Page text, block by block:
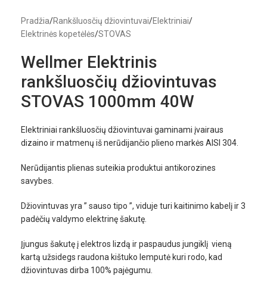
Pradžia/Rankšluosčių džiovintuvai/Elektriniai/
Elektrinės kopetėlės/STOVAS
Wellmer Elektrinis
rankšluosčių džiovintuvas
STOVAS 1000mm 40W
Elektriniai rankšluosčių džiovintuvai gaminami įvairaus
dizaino ir matmenų iš nerūdijančio plieno markės AISI 304.
Nerūdijantis plienas suteikia produktui antikorozines
savybes.
Džiovintuvas yra ” sauso tipo ”, viduje turi kaitinimo kabelį ir 3
padėčių valdymo elektrinę šakutę.
Įjungus šakutę į elektros lizdą ir paspaudus jungiklį vieną
kartą užsidegs raudona kištuko lemputė kuri rodo, kad
džiovintuvas dirba 100% pajėgumu.